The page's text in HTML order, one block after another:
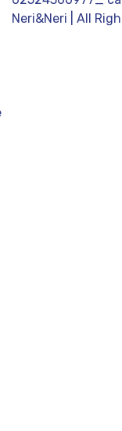
Neri&Neri | All